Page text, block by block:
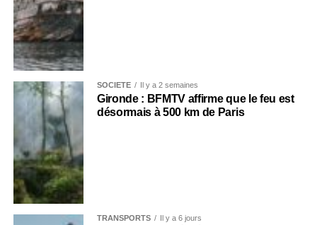
SOCIÉTÉ Il y a 2 semaines
Gironde : BFMTV affirme que le feu est
désormais à 500 km de Paris
TRANSPORTS Il y a 6 jours